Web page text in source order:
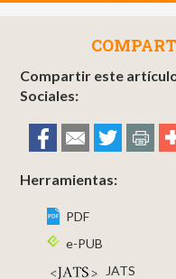
Compartir este
Sociales:
Herramientas:
PDF
e-PUB
JATS